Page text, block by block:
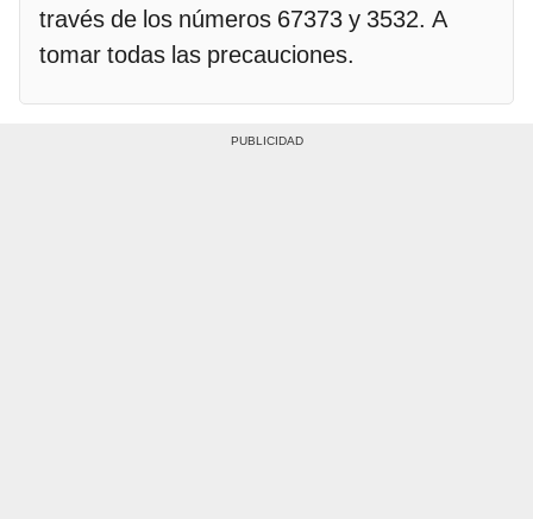
través de los números 67373 y 3532. A
tomar todas las precauciones.